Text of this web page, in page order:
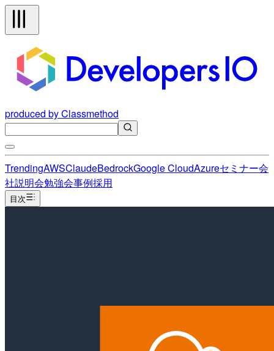
produced by Classmethod
TrendingAWSClaudeBedrockGoogle CloudAzureセミナー会
社説明会勉強会事例採用
目次